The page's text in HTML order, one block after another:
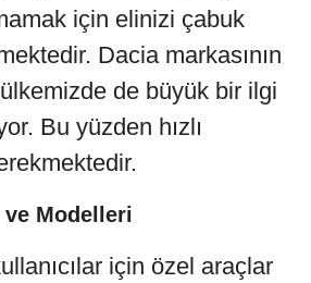
için elinizi çabuk
Dacia markasının
de büyük bir ilgi
Bu yüzden hızlı
ve Modelleri
için özel araçlar